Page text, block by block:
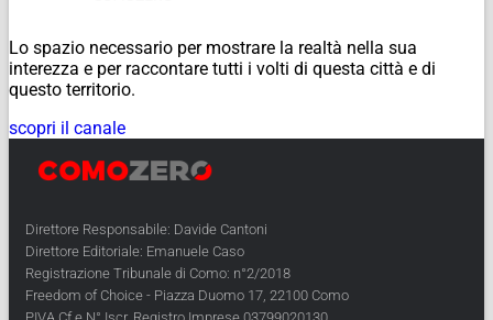
Lo spazio necessario per mostrare la realtà nella sua
interezza e per raccontare tutti i volti di questa città e di
questo territorio.
scopri il canale
Direttore Responsabile: Davide Cantoni
Direttore Editoriale: Emanuele Caso
Registrazione Tribunale di Como: n°2/2018
Freedom of Choice - Piazza Duomo 17, 22100 Como